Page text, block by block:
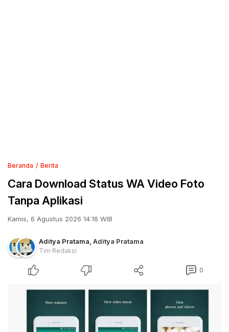
Beranda Berita
Cara Download Status WA Video Foto
Tanpa Aplikasi
Kamis, 6 Agustus 2026 14:16 WIB
Aditya Pratama Aditya Pratama
Tim Redaksi
0